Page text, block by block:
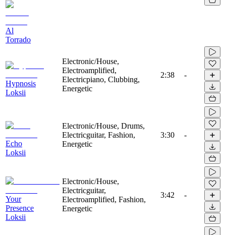
Al
Torrado
Hypnosis
Loksii
Electronic/House,
Electroamplified,
Electricpiano, Clubbing,
Energetic
2:38 -
Echo
Loksii
Electronic/House, Drums,
Electricguitar, Fashion,
Energetic
3:30 -
Your
Presence
Loksii
Electronic/House,
Electricguitar,
Electroamplified, Fashion,
Energetic
3:42 -